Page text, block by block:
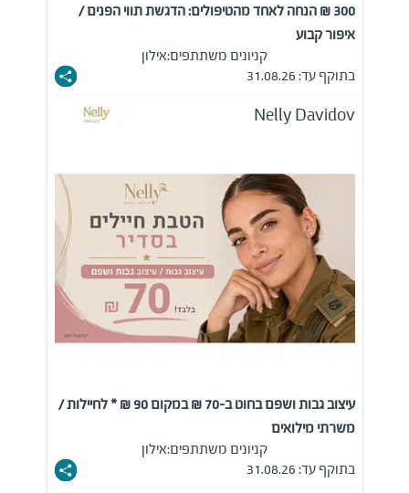
300 ₪ הנחה לאחד מהטיפולים: הדגשת תווי הפנים /
איפור קבוע
קניונים משתתפים:אילון
בתוקף עד: 31.08.26
Nelly Davidov
עיצוב גבות ושפם בחוט ב-70 ₪ במקום 90 ₪ * לחיילות /
משרתי מילואים
קניונים משתתפים:אילון
בתוקף עד: 31.08.26